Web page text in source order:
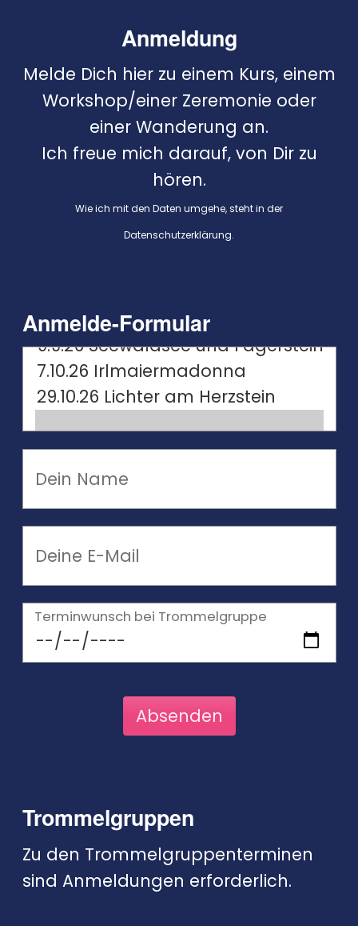
Anmeldung
Melde Dich hier zu einem Kurs, einem
Workshop/einer Zeremonie oder
einer Wanderung an.
Ich freue mich darauf, von Dir zu
hören.
Wie ich mit den Daten umgehe, steht in der
Datenschutzerklärung.
Anmelde-Formular
Terminwunsch bei Trommelgruppe
Trommelgruppen
Zu den Trommelgruppenterminen
sind Anmeldungen erforderlich.